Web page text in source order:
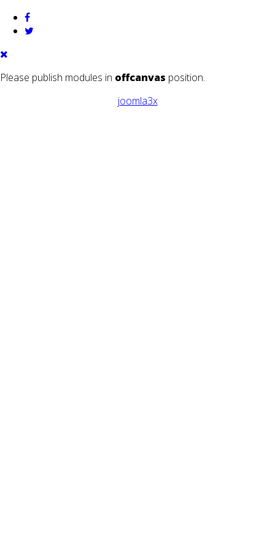
Please publish modules in offcanvas position.
joomla3x